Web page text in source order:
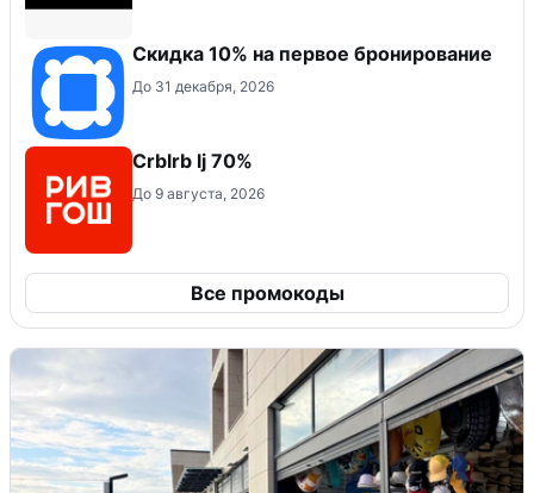
Скидка 10% на первое бронирование
До 31 декабря, 2026
Crblrb lj 70%
До 9 августа, 2026
Все промокоды